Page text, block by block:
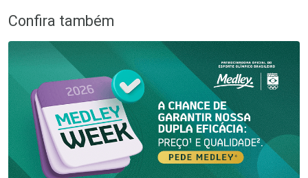
Confira também